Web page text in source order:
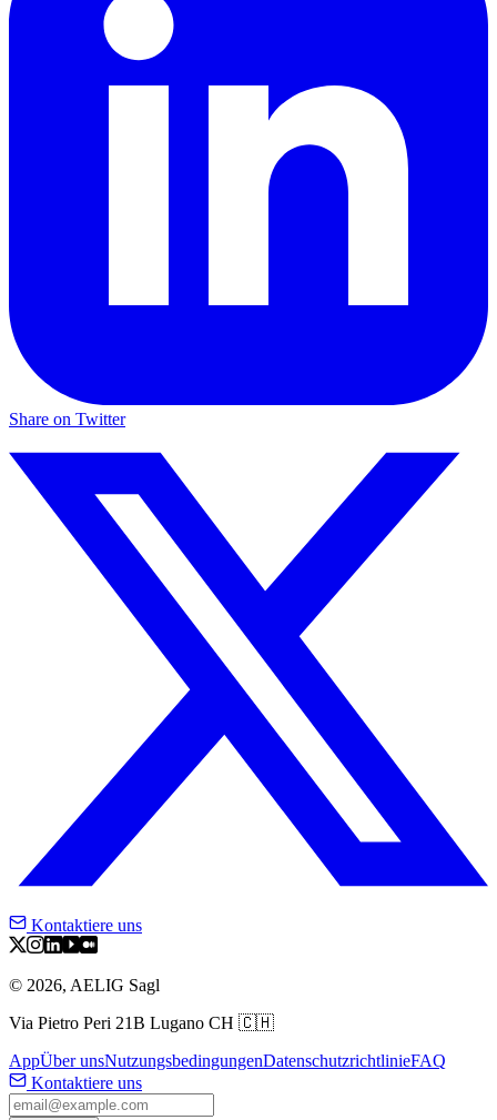
Share on Twitter
Kontaktiere uns
© 2026, AELIG Sagl
Via Pietro Peri 21B Lugano CH 🇨🇭
AppÜber unsNutzungsbedingungenDatenschutzrichtlinieFAQ
Kontaktiere uns